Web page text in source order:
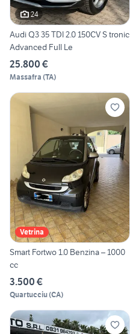
24
Audi Q3 35 TDI 2.0 150CV S tronic
Advanced Full Le
25.800 €
Massafra (TA)
Vetrina
Smart Fortwo 1.0 Benzina – 1000
cc
3.500 €
Quartucciu(CA)